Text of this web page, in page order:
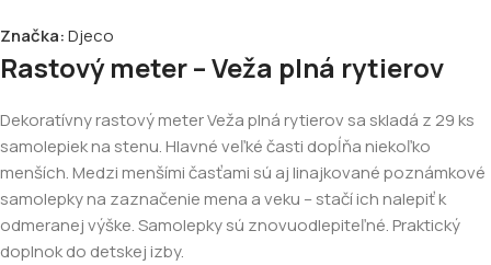
Značka:Djeco
Rastový meter – Veža plná rytierov
Dekoratívny rastový meter Veža plná rytierov sa skladá z 29 ks
samolepiek na stenu. Hlavné veľké časti dopĺňa niekoľko
menších. Medzi menšími časťami sú aj linajkované poznámkové
samolepky na zaznačenie mena a veku – stačí ich nalepiť k
odmeranej výške. Samolepky sú znovuodlepiteľné. Praktický
doplnok do detskej izby.